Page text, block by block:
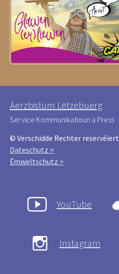
Äerzbistum Lëtzebuerg
Service Kommunikatioun a Press
© Verschidde Rechter reservéiert
Dateschutz >
Ëmweltschutz >
YouTube
Instagram